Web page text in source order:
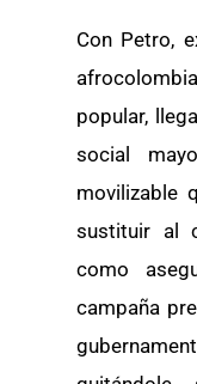
Con Petro,
popular,
social
movilizable
sustituir al
como
campaña